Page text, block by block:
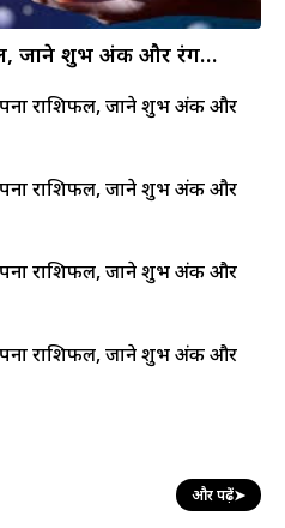
जाने शुभ अंक और रंग…
राशिफल, जाने शुभ अंक और
राशिफल, जाने शुभ अंक और
राशिफल, जाने शुभ अंक और
राशिफल, जाने शुभ अंक और
और पढ़ें➤